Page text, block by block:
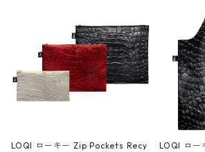
Black ジ
ア/クラウ
LOQI ローキー Zip Pockets Recy
LOQI ロー